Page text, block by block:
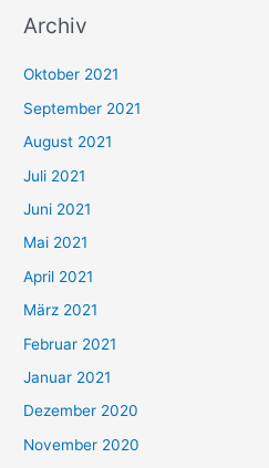
c
n
n
a
c
h
:
Archiv
Oktober 2021
September 2021
August 2021
Juli 2021
Juni 2021
Mai 2021
April 2021
März 2021
Februar 2021
Januar 2021
Dezember 2020
November 2020